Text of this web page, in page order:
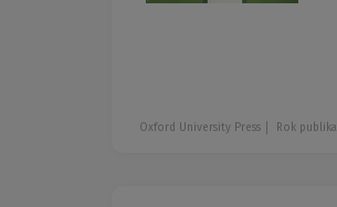
Oxford University Press Rok